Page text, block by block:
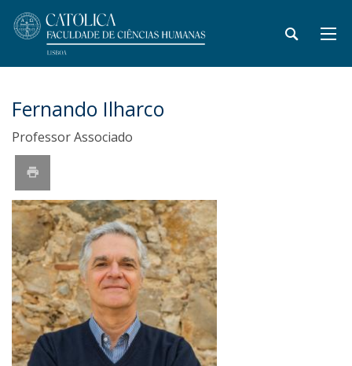
Fernando Ilharco
Professor Associado